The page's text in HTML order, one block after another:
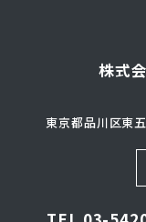
株式
東京都品川区東